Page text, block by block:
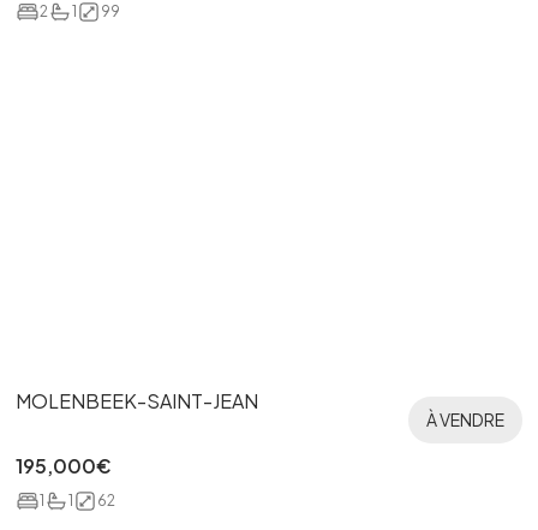
2 1 99
MOLENBEEK-SAINT-JEAN
À VENDRE
195,000€
1 1 62